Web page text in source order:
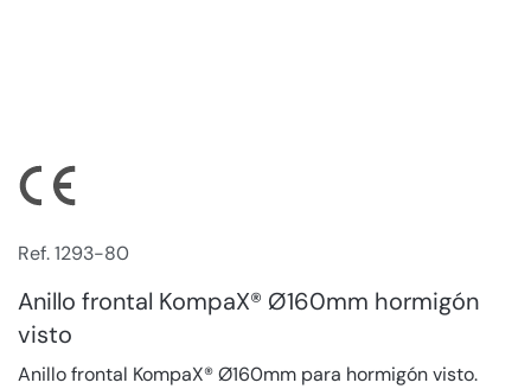
Ref. 1293-80
Anillo frontal KompaX® Ø160mm hormigón
visto
Anillo frontal KompaX® Ø160mm para hormigón visto.